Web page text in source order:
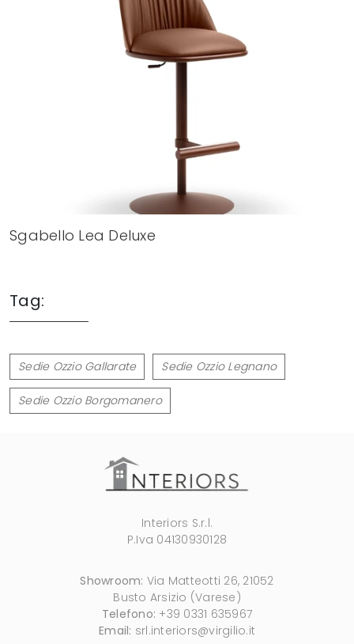
Sgabello Lea Deluxe
Tag:
Sedie Ozzio Gallarate Sedie Ozzio Legnano
Sedie Ozzio Borgomanero
Interiors S.r.l.
P.Iva 04130930128
Showroom: Via Matteotti 26, 21052
Busto Arsizio (Varese)
Telefono: +39 0331 635967
Email: srl.interiors@virgilio.it